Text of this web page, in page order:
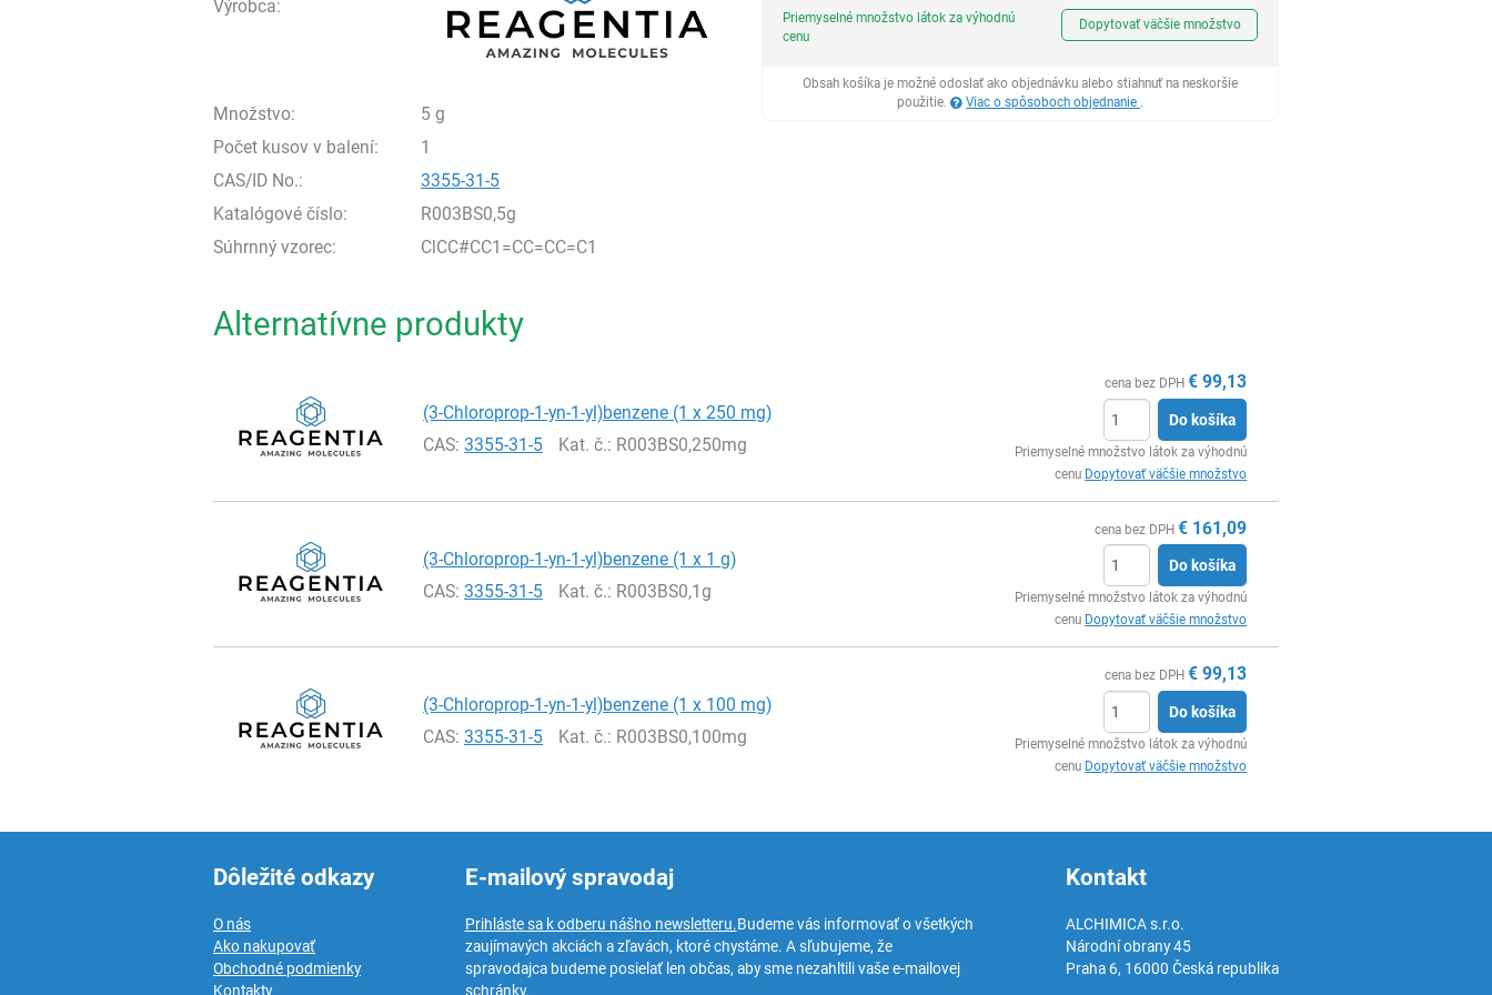
Výrobca:
Množstvo:
5 g
Počet kusov v balení:
1
CAS/ID No.:
3355-31-5
Katalógové číslo:
R003BS0,5g
Súhrnný vzorec:
ClCC#CC1=CC=CC=C1
Ks
Priemyselné množstvo látok za výhodnú
cenu
Dopytovať väčšie množstvo
Obsah košíka je možné odoslať ako objednávku alebo stiahnuť na neskoršie
použitie.
Viac o spôsoboch objednanie .
Alternatívne produkty
(3-Chloroprop-1-yn-1-yl)benzene (1 x 250 mg)
CAS:3355-31-5 Kat. č.: R003BS0,250mg
cena bez DPH € 99,13
Do košíka
Priemyselné množstvo látok za výhodnú
cenu Dopytovať väčšie množstvo
(3-Chloroprop-1-yn-1-yl)benzene (1 x 1 g)
CAS:3355-31-5 Kat. č.: R003BS0,1g
cena bez DPH € 161,09
Do košíka
Priemyselné množstvo látok za výhodnú
cenu Dopytovať väčšie množstvo
(3-Chloroprop-1-yn-1-yl)benzene (1 x 100 mg)
CAS:3355-31-5 Kat. č.: R003BS0,100mg
cena bez DPH € 99,13
Do košíka
Priemyselné množstvo látok za výhodnú
cenu Dopytovať väčšie množstvo
Dôležité odkazy
O nás
Ako nakupovať
Obchodné podmienky
Kontakty
E-mailový spravodaj
Prihláste sa k odberu nášho newsletteru.Budeme vás informovať o všetkých
zaujímavých akciách a zľavách, ktoré chystáme. A sľubujeme, že
spravodajca budeme posielať len občas, aby sme nezahltili vaše e-mailovej
schránky.
Kontakt
ALCHIMICA s.r.o.
Národní obrany 45
Praha 6, 16000 Česká republika